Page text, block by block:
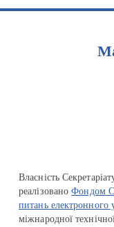
Власність
реалізованоФондом
питань електронного
міжнародної